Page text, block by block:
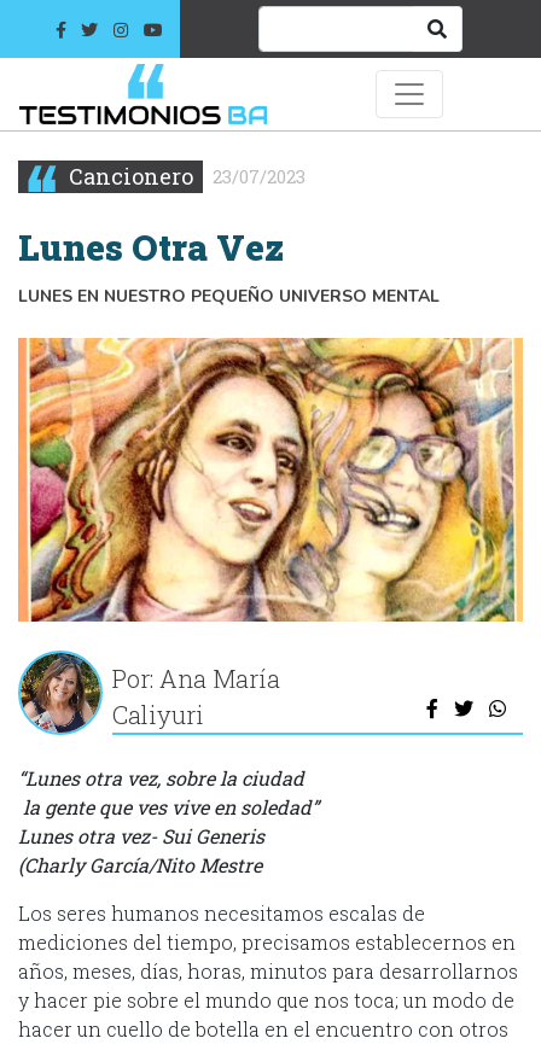
Cancionero 23/07/2023
Lunes Otra Vez
LUNES EN NUESTRO PEQUEÑO UNIVERSO MENTAL
Por: Ana María
Caliyuri
“Lunes otra vez, sobre la ciudad
la gente que ves vive en soledad”
Lunes otra vez- Sui Generis
(Charly García/Nito Mestre
Los seres humanos necesitamos escalas de
mediciones del tiempo, precisamos establecernos en
años, meses, días, horas, minutos para desarrollarnos
y hacer pie sobre el mundo que nos toca; un modo de
hacer un cuello de botella en el encuentro con otros